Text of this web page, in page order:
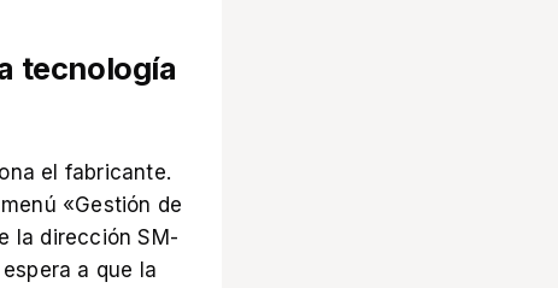
tecnología
el fabricante.
«Gestión de
la dirección SM-
a que la